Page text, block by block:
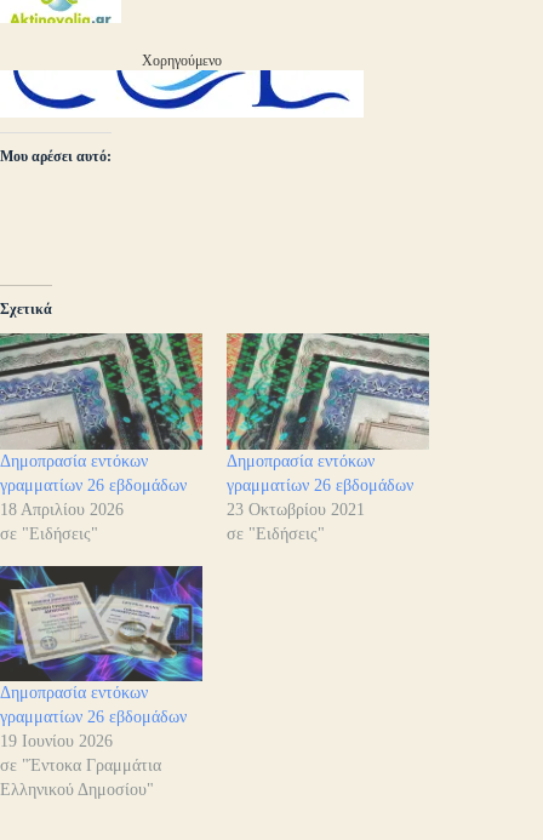
Χορηγούμενο
Μου αρέσει αυτό:
Σχετικά
Δημοπρασία εντόκων
γραμματίων 26 εβδομάδων
18 Απριλίου 2026
σε "Ειδήσεις"
Δημοπρασία εντόκων
γραμματίων 26 εβδομάδων
23 Οκτωβρίου 2021
σε "Ειδήσεις"
Δημοπρασία εντόκων
γραμματίων 26 εβδομάδων
19 Ιουνίου 2026
σε "Έντοκα Γραμμάτια
Ελληνικού Δημοσίου"